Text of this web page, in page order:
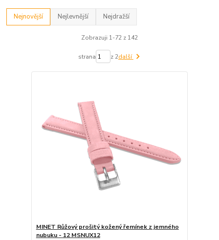
Nejnovější Nejlevnější Nejdražší
Zobrazuji 1-72 z 142
strana z 2další
MINET Růžový prošitý kožený řemínek z jemného
nubuku - 12 MSNUX12